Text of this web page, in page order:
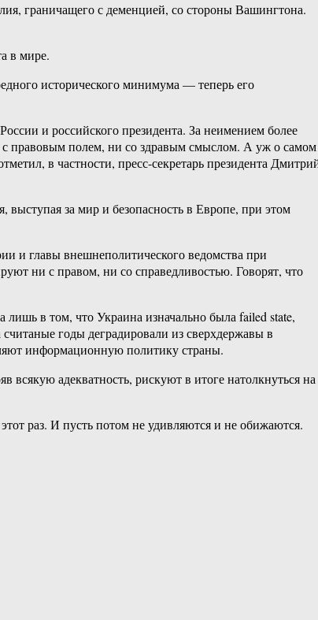
граничащего с деменцией, со стороны Вашингтона.
в мире.
исторического минимума — теперь его
и российского президента. За неимением более
правовым полем, ни со здравым смыслом. А уж о самом
в частности, пресс-секретарь президента
за мир и безопасность в Европе, при этом
и главы внешнеполитического ведомства при
ни с правом, ни со справедливостью. Говорят, что
в том, что Украина изначально была failed state,
годы деградировали из сверхдержавы в
информационную политику страны.
всякую адекватность, рискуют в итоге натолкнуться на
раз. И пусть потом не удивляются и не обижаются.